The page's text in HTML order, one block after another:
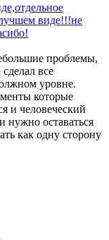
виде!!!не
проблемы,
все
уровне.
которые
и человеческий
нужно оставаться
как одну сторону